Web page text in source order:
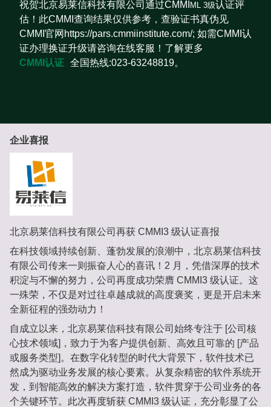
祝贺北京易莱信科技有限公司通过CMMI ML 3级认证评
估！此CMMI查询结果仅供参考，查验证书真伪见
CMMI官网https://pars.cmmiinstitute.com/; 如需CMMI认
证办理换证升级请咨询在线客服！了解更多
CMMI认证 全国热线:023-63248819。
企业喜报
北京易莱信科技有限公司再获 CMMI3 级认证喜报
在科技领域持续创新、蓬勃发展的浪潮中，北京易莱信科技
有限公司传来一则振奋人心的喜讯！2 月，凭借深厚的技术
积淀与不懈的努力，公司再度成功荣膺 CMMI3 级认证。这
一殊荣，不仅是对过往卓越成就的高度褒奖，更是开启未来
全新征程的强劲动力！
自成立以来，北京易莱信科技有限公司始终专注于 [公司核
心技术领域]，致力于为客户提供创新、高效且可靠的 [产品
或服务类型]。在数字化转型的时代大背景下，软件技术已
然成为驱动业务发展的核心要素。从复杂精密的软件系统开
发，到智能高效的解决方案打造，软件贯穿于公司业务的各
个关键环节。此次再度斩获 CMMI3 级认证，充分彰显了公